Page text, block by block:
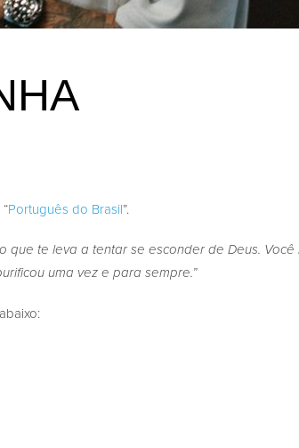
“Português do Brasil”.
que te leva a tentar se esconder de Deus. Você
uma vez e para sempre.”